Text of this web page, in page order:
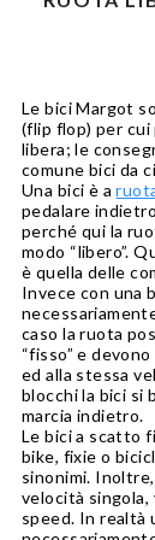
Le bici Margot
(flip flop) per cui
libera; le
comune bici da
Una bici è a
pedalare
perché qui la
modo “libero”.
è quella delle
Invece con una
caso la ruota
“fisso” e devono
ed alla stessa
blocchi la bici si
marcia indietro.
Le bici a scatto
bike, fixie o
sinonimi.
velocità singola,
speed. In realtà